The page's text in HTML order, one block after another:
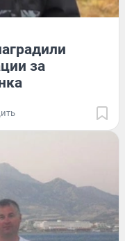
за